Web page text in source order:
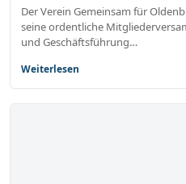
Der Verein Gemeinsam für
seine ordentliche
und Geschäftsführung…
Weiterlesen